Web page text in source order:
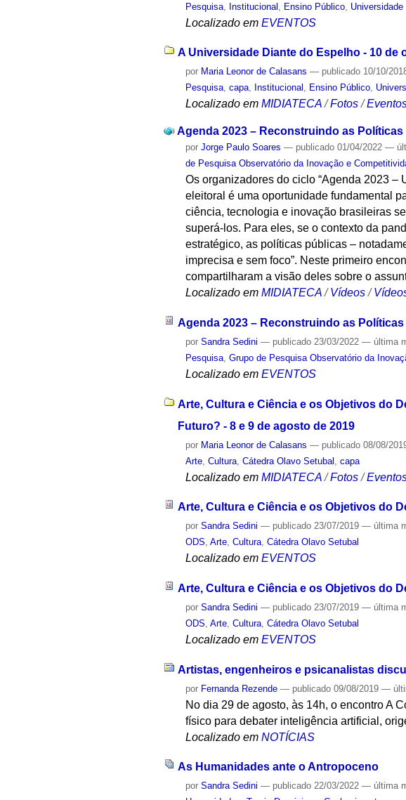
Pesquisa Institucional Ensino Público Universidade
Localizado em EVENTOS
A Universidade Diante do Espelho - 10 de
por Maria Leonor de Calasans — publicado 10/10/
Pesquisa,capa, Institucional , Ensino Público,
Localizado em MIDIATECA /Fotos /
Agenda 2023 – Reconstruindo as
porJorge Paulo Soares — publicado 01/04/2022—
de Pesquisa Observatório da Inovação e
Os organizadores do ciclo “Agenda 2023
eleitoral é uma oportunidade fundamental
ciência, tecnologia e inovação brasileiras
superá-los. Para eles, se o contexto da
estratégico, as políticas públicas –
imprecisa e sem foco”. Neste primeiro
compartilharam a visão deles sobre o
Localizado em MIDIATECA /Vídeos /
Agenda 2023 – Reconstruindo as
porSandra Sedini — publicado 23/03/2022— última
Pesquisa ,Grupo de Pesquisa Observatório da
Localizado em EVENTOS
Arte, Cultura e Ciência e os Objetivos do
Futuro? - 8 e 9 de agosto de 2019
por Maria Leonor de Calasans — publicado 08/08/
Arte ,Cultura ,Cátedra Olavo Setubal ,capa
Localizado em MIDIATECA /Fotos /
Arte, Cultura e Ciência e os Objetivos do
porSandra Sedini — publicado 23/07/2019— última
ODS,Arte,Cultura,Cátedra Olavo Setubal
Localizado em EVENTOS
Arte, Cultura e Ciência e os Objetivos do
porSandra Sedini — publicado 23/07/2019— última
ODS ,Arte ,Cultura ,Cátedra Olavo Setubal
Localizado em EVENTOS
Artistas, engenheiros e psicanalistas
por Fernanda Rezende — publicado 09/08/2019—
No dia 29 de agosto, às 14h, o encontro A
físico para debater inteligência artificial,
Localizado em NOTÍCIAS
As Humanidades ante o Antropoceno
porSandra Sedini — publicado 22/03/2022— última